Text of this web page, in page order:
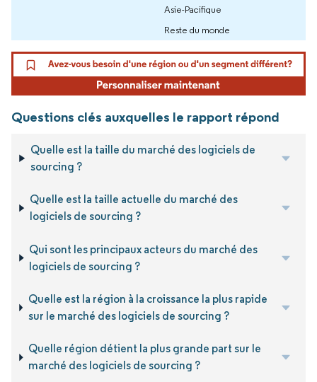
Asie-Pacifique
Reste du monde
Questions clés auxquelles le rapport répond
Quelle est la taille du marché des logiciels de
sourcing ?
Quelle est la taille actuelle du marché des
logiciels de sourcing ?
Qui sont les principaux acteurs du marché des
logiciels de sourcing ?
Quelle est la région à la croissance la plus rapide
sur le marché des logiciels de sourcing ?
Quelle région détient la plus grande part sur le
marché des logiciels de sourcing ?